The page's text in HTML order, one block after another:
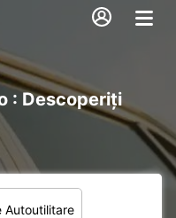
: Descoperiți
Autoutilitare